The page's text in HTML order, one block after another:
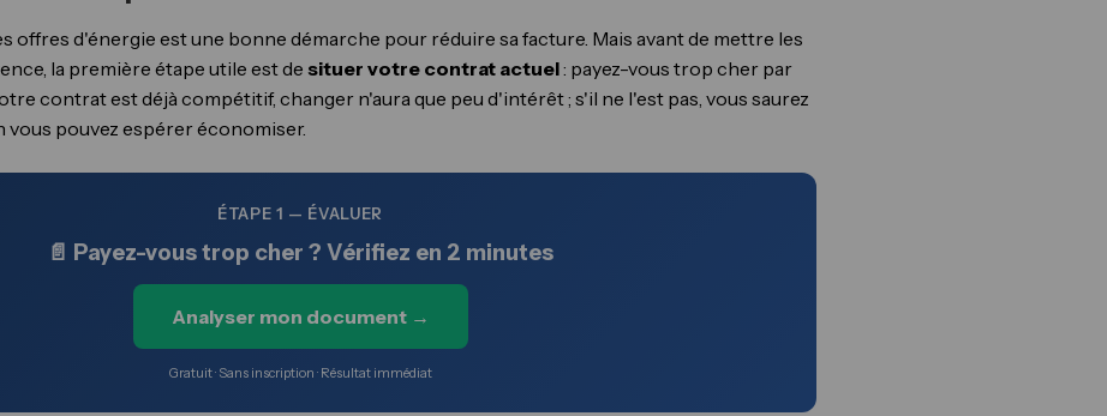
offres d'énergie est une bonne démarche pour réduire sa facture. Mais avant de mettre les
la première étape utile est de situer votre contrat actuel: payez-vous trop cher par
contrat est déjà compétitif, changer n'aura que peu d'intérêt ; s'il ne l'est pas, vous saurez
pouvez espérer économiser.
ÉTAPE 1 — ÉVALUER
📄 Payez-vous trop cher ? Vérifiez en 2 minutes
Analyser mon document →
Gratuit · Sans inscription · Résultat immédiat